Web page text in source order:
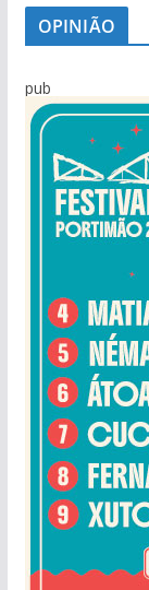
OPINIÃO
pub